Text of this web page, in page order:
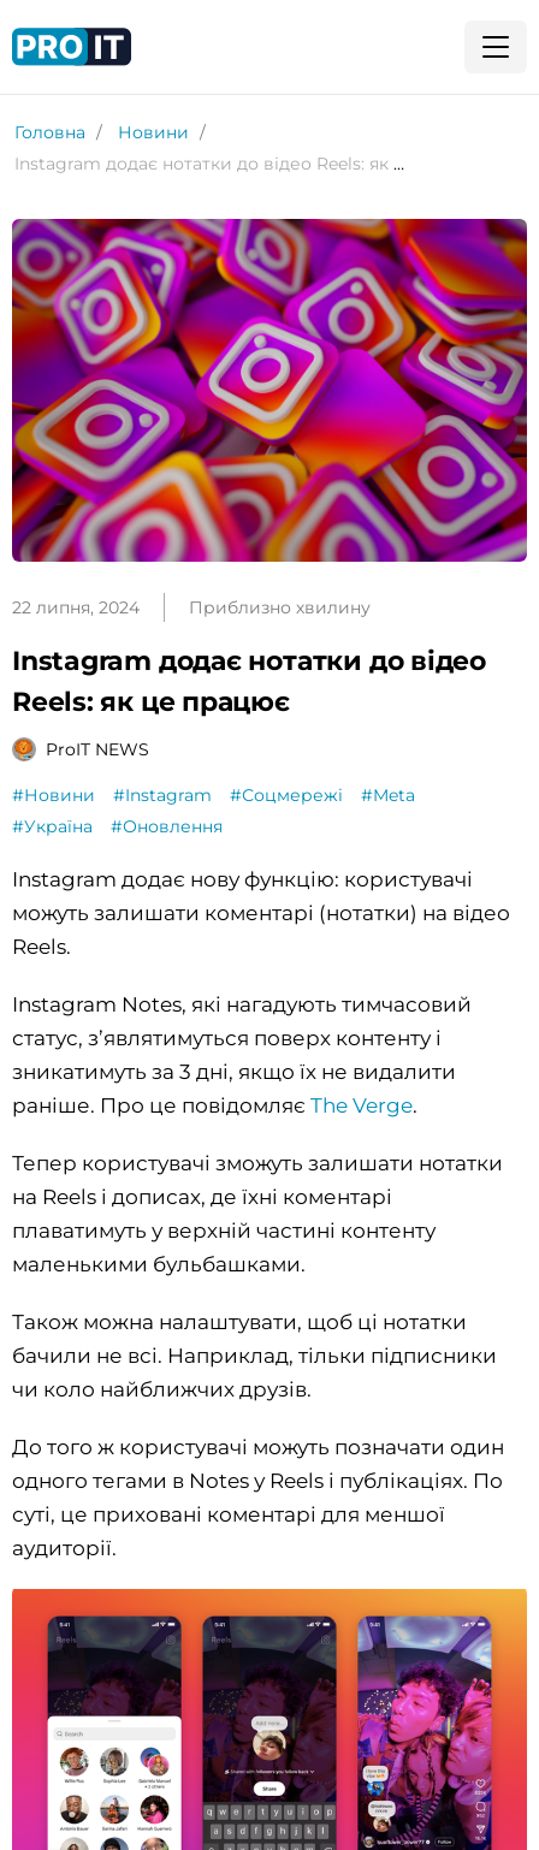
Головна
Новини
Instagram додає нотатки до відео Reels: як це працює
22 липня, 2024 Приблизно хвилину
Instagram додає нотатки до відео
Reels: як це працює
ProIT NEWS
#Новини #Instagram #Соцмережі
#Meta
#Україна
#Оновлення
Instagram додає нову функцію: користувачі
можуть залишати коментарі (нотатки) на відео
Reels.
Instagram Notes, які нагадують тимчасовий
статус, з’являтимуться поверх контенту і
зникатимуть за 3 дні, якщо їх не видалити
раніше. Про це повідомляє The Verge.
Тепер користувачі зможуть залишати нотатки
на Reels і дописах, де їхні коментарі
плаватимуть у верхній частині контенту
маленькими бульбашками.
Також можна налаштувати, щоб ці нотатки
бачили не всі. Наприклад, тільки підписники
чи коло найближчих друзів.
До того ж користувачі можуть позначати один
одного тегами в Notes у Reels і публікаціях. По
суті, це приховані коментарі для меншої
аудиторії.